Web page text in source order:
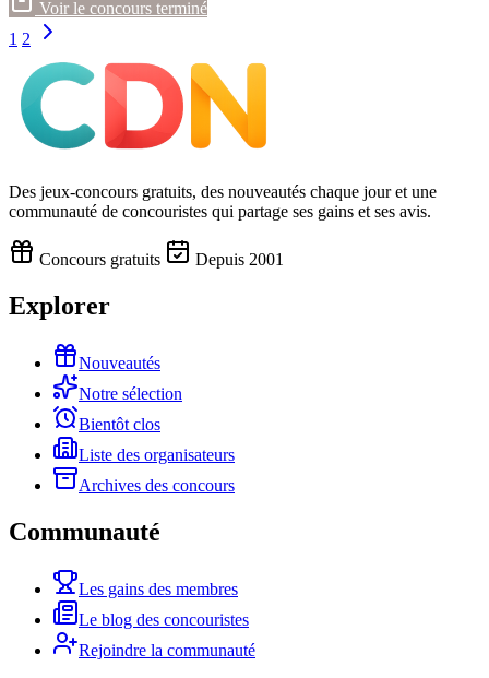
Voir le concours terminé
1 2
Des jeux-concours gratuits, des nouveautés chaque jour et une
communauté de concouristes qui partage ses gains et ses avis.
Concours gratuits Depuis 2001
Explorer
Nouveautés
Notre sélection
Bientôt clos
Liste des organisateurs
Archives des concours
Communauté
Les gains des membres
Le blog des concouristes
Rejoindre la communauté